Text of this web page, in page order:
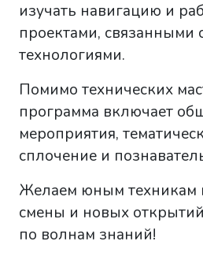
изучать навигацию и
проектами, связанными
технологиями.
Помимо технических
программа включает
мероприятия,
сплочение и
Желаем юным техникам
смены и новых
по волнам знаний!